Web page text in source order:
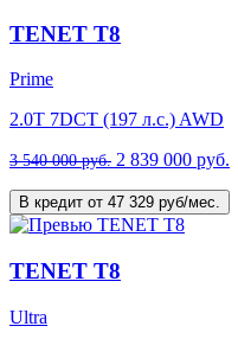
TENET T8
Prime
2.0T 7DCT (197 л.с.) AWD
3 540 000 руб. 2 839 000 руб.
В кредит от 47 329 руб/мес.
TENET T8
Ultra